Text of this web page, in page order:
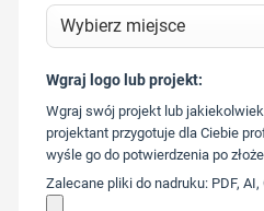
217
Wgraj logo lub projekt:
Wgraj swój projekt lub
projektant przygotuje dla Ciebie
wyśle go do potwierdzenia po
Zalecane pliki do nadruku: PDF, AI,